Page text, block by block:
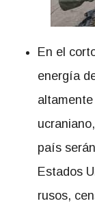
En el
energía
país
Estados
rusos,